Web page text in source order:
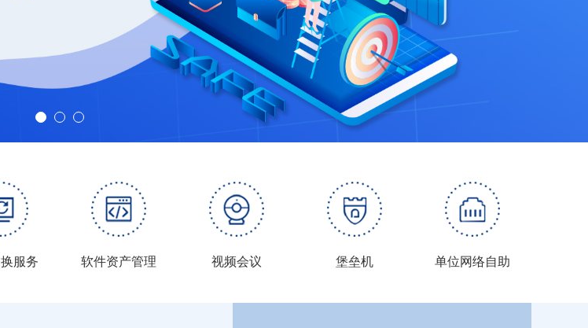
服务 软件资产管理 视频会议 堡垒机 单位网络自助